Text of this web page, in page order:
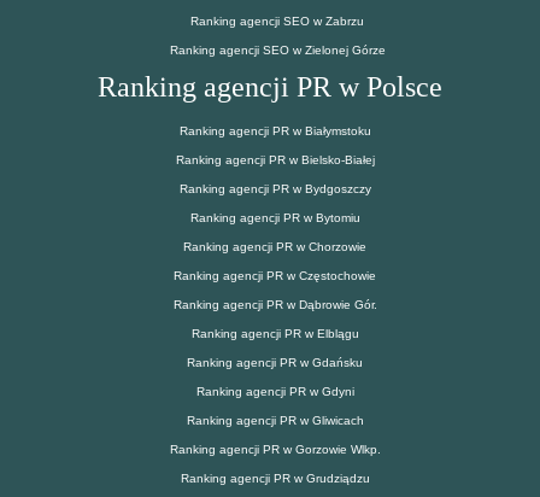
Ranking agencji SEO w Zabrzu
Ranking agencji SEO w Zielonej Górze
Ranking agencji PR w Polsce
Ranking agencji PR w Białymstoku
Ranking agencji PR w Bielsko-Białej
Ranking agencji PR w Bydgoszczy
Ranking agencji PR w Bytomiu
Ranking agencji PR w Chorzowie
Ranking agencji PR w Częstochowie
Ranking agencji PR w Dąbrowie Gór.
Ranking agencji PR w Elblągu
Ranking agencji PR w Gdańsku
Ranking agencji PR w Gdyni
Ranking agencji PR w Gliwicach
Ranking agencji PR w Gorzowie Wlkp.
Ranking agencji PR w Grudziądzu